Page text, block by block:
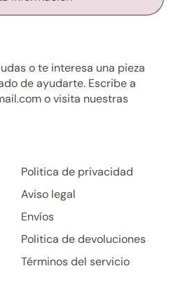
o te interesa una pieza
de ayudarte. Escribe a
o visita nuestras
Politica de privacidad
Aviso legal
Envíos
Politica de devoluciones
Términos del servicio